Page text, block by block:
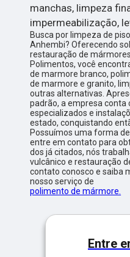
manchas, limpeza
impermeabilização,
Busca por limpeza de
Anhembi? Oferecendo
restauração de
Polimentos, você
de marmore branco,
de marmore e granito,
outras alternativas.
padrão, a empresa conta
especializados e
estado, conquistando
Possuímos uma forma
entre em contato para
dos já citados, nós
vulcânico e restauração
contato conosco e saiba
nosso serviço de
polimento de mármore.
Entre